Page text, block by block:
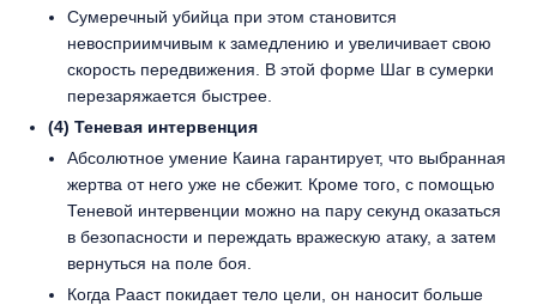
Сумеречный убийца при этом становится
невосприимчивым к замедлению и увеличивает свою
скорость передвижения. В этой форме Шаг в сумерки
перезаряжается быстрее.
(4) Теневая интервенция
Абсолютное умение Каина гарантирует, что выбранная
жертва от него уже не сбежит. Кроме того, с помощью
Теневой интервенции можно на пару секунд оказаться
в безопасности и переждать вражескую атаку, а затем
вернуться на поле боя.
Когда Рааст покидает тело цели, он наносит больше